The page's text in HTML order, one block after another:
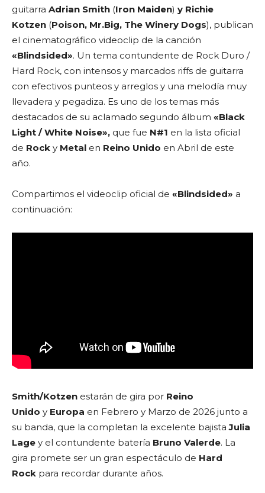
guitarra Adrian Smith (Iron Maiden) y Richie
Kotzen (Poison, Mr.Big, The Winery Dogs), publican
el cinematográfico videoclip de la canción
«Blindsided». Un tema contundente de Rock Duro /
Hard Rock, con intensos y marcados riffs de guitarra
con efectivos punteos y arreglos y una melodía muy
llevadera y pegadiza. Es uno de los temas más
destacados de su aclamado segundo álbum «Black
Light / White Noise», que fue N#1 en la lista oficial
de Rock y Metal en Reino Unido en Abril de este
año.
Compartimos el videoclip oficial de «Blindsided» a
continuación:
Smith/Kotzen estarán de gira por Reino
Unido y Europa en Febrero y Marzo de 2026 junto a
su banda, que la completan la excelente bajistaJulia
Lage y el contundente batería Bruno Valerde. La
gira promete ser un gran espectáculo de Hard
Rock para recordar durante años.